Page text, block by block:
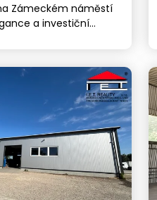
Zámeckém náměstí
a investiční
Ostrava